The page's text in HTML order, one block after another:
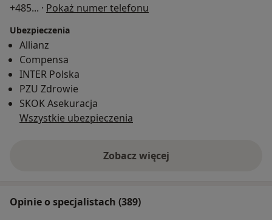
+485... · Pokaż numer telefonu
Ubezpieczenia
Allianz
Compensa
INTER Polska
PZU Zdrowie
SKOK Asekuracja
Wszystkie ubezpieczenia
Zobacz więcej
Opinie o specjalistach (389)